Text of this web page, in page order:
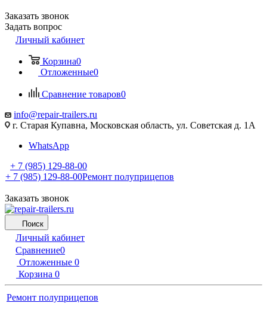
Заказать звонок
Задать вопрос
Личный кабинет
Корзина0
Отложенные0
Сравнение товаров0
info@repair-trailers.ru
г. Старая Купавна, Московская область, ул. Советская д. 1А
WhatsApp
+ 7 (985) 129-88-00
+ 7 (985) 129-88-00Ремонт полуприцепов
Заказать звонок
Поиск
Личный кабинет
Сравнение0
Отложенные 0
Корзина 0
Ремонт полуприцепов